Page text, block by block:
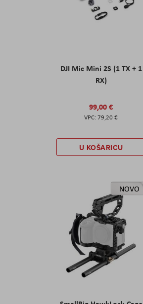
DJI Mic Mini 2S (1 TX + 1
RX)
99,00 €
79,20 €
U KOŠARICU
NOVO